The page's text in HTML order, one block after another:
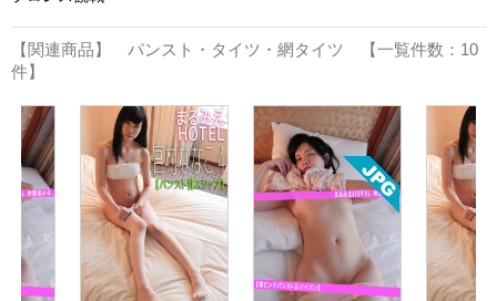
【関連商品】 パンスト・タイツ・網タイツ 【一覧件数：10
件】